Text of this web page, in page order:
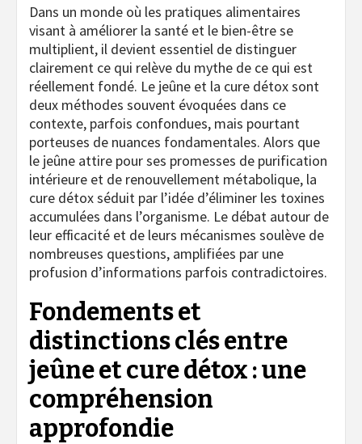
Dans un monde où les pratiques alimentaires
visant à améliorer la santé et le bien-être se
multiplient, il devient essentiel de distinguer
clairement ce qui relève du mythe de ce qui est
réellement fondé. Le jeûne et la cure détox sont
deux méthodes souvent évoquées dans ce
contexte, parfois confondues, mais pourtant
porteuses de nuances fondamentales. Alors que
le jeûne attire pour ses promesses de purification
intérieure et de renouvellement métabolique, la
cure détox séduit par l’idée d’éliminer les toxines
accumulées dans l’organisme. Le débat autour de
leur efficacité et de leurs mécanismes soulève de
nombreuses questions, amplifiées par une
profusion d’informations parfois contradictoires.
Fondements et
distinctions clés entre
jeûne et cure détox : une
compréhension
approfondie